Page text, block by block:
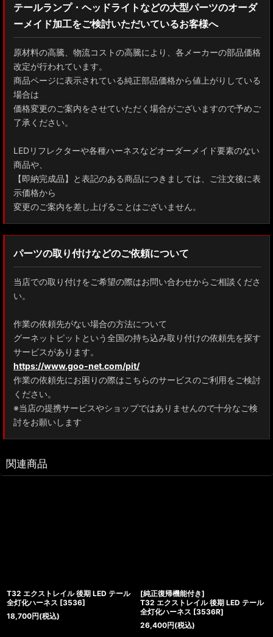
テールランプ・ヘッドライトなどの大型パーツのオーダ
ーメイド加工をご検討いただいているお客様へ
原材料の高騰、物流コストの高騰により、各メーカーの部品価格
改定が行われています。
商品ページに表示されている純正部品価格から値上がりしている
場合は
価格変更のご案内をさせていただく場合がございますので予めご
了承ください。
LEDリフレクターや各種ハーネスなどオーダーメイド要素のない
商品や、
【即納完成品】と表記のある商品につきましては、ご注文後に表
示価格から
変更のご案内を差し上げることはございません。
パーツの取り付けなどのご依頼について
当店での取り付けをご希望の際はお問い合わせからご相談くださ
い。
作業の依頼先がない場合の方法について
グーネットピットという全国の持ち込み取り付けの依頼先を探す
サービスがあります。
https://www.goo-net.com/pit/
作業の依頼先にお困りの際はこちらのサービスのご利用をご検討
ください。
※当店の提携サービスやショップではありませんので十分なご検
討をお願いします
関連商品
T32 エクストレイル 後期 LED テール
全灯化ハーネス [3536]
18,700円(税込)
[純正復帰機能付き]
T32 エクストレイル 後期 LED テール
全灯化ハーネス [3536R]
26,400円(税込)